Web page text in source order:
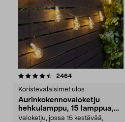
2464arvostelut
Koristevalaisimet ulos
Aurinkokennovaloketju
hehkulamppu, 15 lamppua,
7,2 m
Valoketju, jossa 15 kestävää,
4.5 viidestä